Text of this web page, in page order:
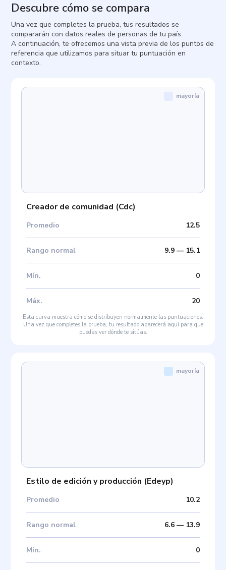
Descubre cómo se compara
Una vez que completes la prueba, tus resultados se
compararán con datos reales de personas de tu país.
A continuación, te ofrecemos una vista previa de los puntos de
referencia que utilizamos para situar tu puntuación en
contexto.
Creador de comunidad (Cdc)
Promedio 12.5
Rango normal 9.9— 15.1
Mín. 0
Máx. 20
mayoría
Esta curva muestra cómo se distribuyen normalmente las puntuaciones.
Una vez que completes la prueba, tu resultado aparecerá aquí para que
puedas ver dónde te sitúas.
Estilo de edición y producción (Edeyp)
Promedio 10.2
Rango normal 6.6— 13.9
Mín. 0
mayoría